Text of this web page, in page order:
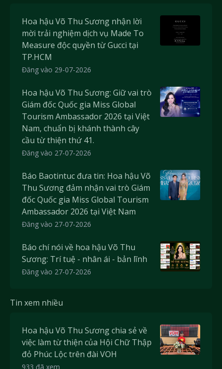
Hoa hậu Võ Thu Sương nhận lời
mời trải nghiệm dịch vụ Made To
Measure độc quyền từ Gucci tại
TP.HCM
Đăng vào 29-07-2026
Hoa hậu Võ Thu Sương: Giữ vai trò
Giám đốc Quốc gia Miss Global
Tourism Ambassador 2026 tại Việt
Nam, chuẩn bị khánh thành cây
cầu từ thiện thứ 41.
Đăng vào 27-07-2026
Báo Baotintuc đưa tin: Hoa hậu Võ
Thu Sương đảm nhận vai trò Giám
đốc Quốc gia Miss Global Tourism
Ambassador 2026 tại Việt Nam
Đăng vào 27-07-2026
Báo chí nói về hoa hậu Võ Thu
Sương: Trí tuệ - nhân ái - bản lĩnh
Đăng vào 27-07-2026
Tin xem nhiều
Hoa hậu Võ Thu Sương chia sẻ về
việc làm từ thiện của Hội Chữ Thập
đỏ Phúc Lộc trên đài VOH
933 đã xem